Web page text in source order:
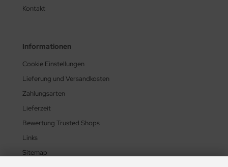
Kontakt
Informationen
Cookie Einstellungen
Lieferung und Versandkosten
Zahlungsarten
Lieferzeit
Bewertung Trusted Shops
Links
Sitemap